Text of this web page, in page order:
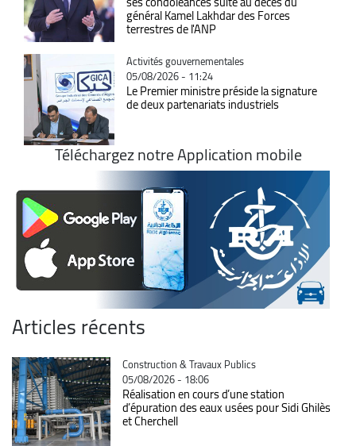
général Kamel Lakhdar des Forces
terrestres de l'ANP
Catégorie
Activités gouvernementales
05/08/2026 - 11:24
Le Premier ministre préside la signature
de deux partenariats industriels
Téléchargez notre Application mobile
Articles récents
Catégorie
Construction & Travaux Publics
05/08/2026 - 18:06
Réalisation en cours d’une station
d’épuration des eaux usées pour Sidi Ghilès
et Cherchell